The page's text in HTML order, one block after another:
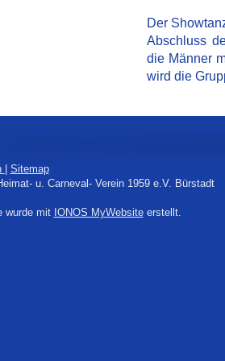
Der
Abschluss
die Männer
wird die
Sitemap
u. Carneval- Verein 1959 e.V. Bürstadt
wurde mit IONOS MyWebsiteerstellt.